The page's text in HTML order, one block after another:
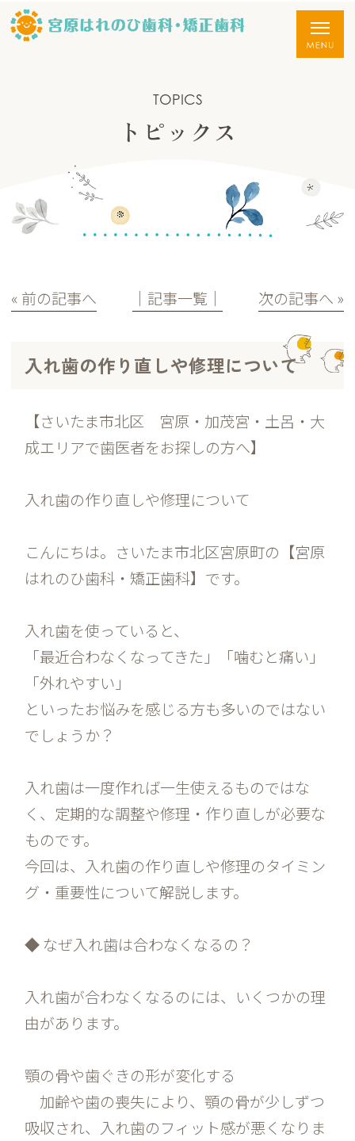
TOPICS
トピックス
« 前の記事へ │記事一覧│ 次の記事へ »
入れ歯の作り直しや修理について
【さいたま市北区 宮原・加茂宮・土呂・大
成エリアで歯医者をお探しの方へ】
入れ歯の作り直しや修理について
こんにちは。さいたま市北区宮原町の【宮原
はれのひ歯科・矯正歯科】です。
入れ歯を使っていると、
「最近合わなくなってきた」「噛むと痛い」
「外れやすい」
といったお悩みを感じる方も多いのではない
でしょうか？
入れ歯は一度作れば一生使えるものではな
く、定期的な調整や修理・作り直しが必要な
ものです。
今回は、入れ歯の作り直しや修理のタイミン
グ・重要性について解説します。
◆ なぜ入れ歯は合わなくなるの？
入れ歯が合わなくなるのには、いくつかの理
由があります。
顎の骨や歯ぐきの形が変化する
加齢や歯の喪失により、顎の骨が少しずつ
吸収され、入れ歯のフィット感が悪くなりま